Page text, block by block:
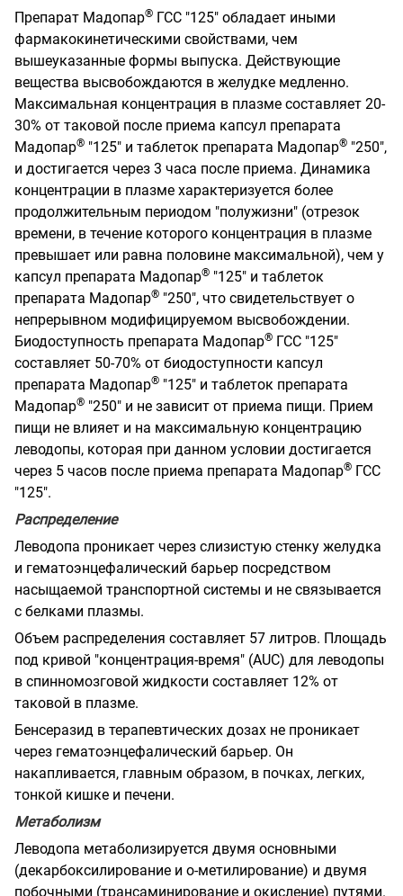
Препарат Мадопар® ГСС "125" обладает иными
фармакокинетическими свойствами, чем
вышеуказанные формы выпуска. Действующие
вещества высвобождаются в желудке медленно.
Максимальная концентрация в плазме составляет 20-
30% от таковой после приема капсул препарата
Мадопар® "125" и таблеток препарата Мадопар® "250",
и достигается через 3 часа после приема. Динамика
концентрации в плазме характеризуется более
продолжительным периодом "полужизни" (отрезок
времени, в течение которого концентрация в плазме
превышает или равна половине максимальной), чем у
капсул препарата Мадопар® "125" и таблеток
препарата Мадопар® "250", что свидетельствует о
непрерывном модифицируемом высвобождении.
Биодоступность препарата Мадопар® ГСС "125"
составляет 50-70% от биодоступности капсул
препарата Мадопар® "125" и таблеток препарата
Мадопар® "250" и не зависит от приема пищи. Прием
пищи не влияет и на максимальную концентрацию
леводопы, которая при данном условии достигается
через 5 часов после приема препарата Мадопар® ГСС
"125".
Распределение
Леводопа проникает через слизистую стенку желудка
и гематоэнцефалический барьер посредством
насыщаемой транспортной системы и не связывается
с белками плазмы.
Объем распределения составляет 57 литров. Площадь
под кривой "концентрация-время" (AUC) для леводопы
в спинномозговой жидкости составляет 12% от
таковой в плазме.
Бенсеразид в терапевтических дозах не проникает
через гематоэнцефалический барьер. Он
накапливается, главным образом, в почках, легких,
тонкой кишке и печени.
Метаболизм
Леводопа метаболизируется двумя основными
(декарбоксилирование и о-метилирование) и двумя
побочными (трансаминирование и окисление) путями.